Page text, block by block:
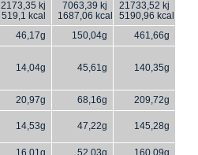
2173,35 kj
519,1 kcal
7063,39 kj
1687,06 kcal
21733,52 kj
5190,96 kcal
46,17g 150,04g 461,66g
14,04g 45,61g 140,35g
20,97g 68,16g 209,72g
14,53g 47,22g 145,28g
16,01g 52,03g 160,09g